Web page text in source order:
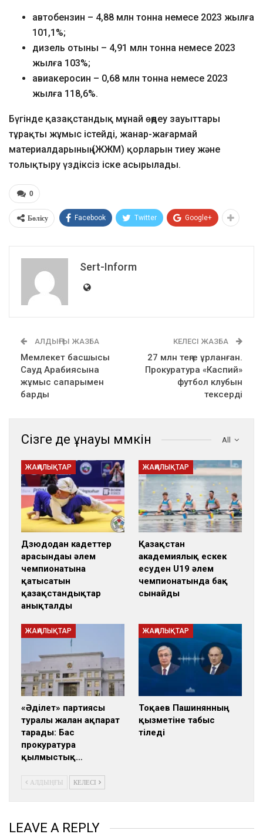
автобензин – 4,88 млн тонна немесе 2023 жылға
101,1%;
дизель отыны – 4,91 млн тонна немесе 2023
жылға 103%;
авиакеросин – 0,68 млн тонна немесе 2023
жылға 118,6%.
Бүгінде қазақстандық мұнай өңдеу зауыттары
тұрақты жұмыс істейді, жанар-жағармай
материалдарының (ЖЖМ) қорларын тиеу және
толықтыру үздіксіз іске асырылады.
0
Бөлісу Facebook Twitter Google+
Sert-Inform
АЛДЫҢҒЫ ЖАЗБА
Мемлекет басшысы
Сауд Арабиясына
жұмыс сапарымен
барды
КЕЛЕСІ ЖАЗБА
27 млн теңге ұрланған.
Прокуратура «Каспий»
футбол клубын
тексерді
All
Сізге де ұнауы мүмкін
ЖАҢАЛЫҚТАР
Дзюдодан кадеттер
арасындағы әлем
чемпионатына
қатысатын
қазақстандықтар
анықталды
ЖАҢАЛЫҚТАР
Қазақстан
академиялық ескек
есуден U19 әлем
чемпионатында бақ
сынайды
ЖАҢАЛЫҚТАР
«Әділет» партиясы
туралы жалған ақпарат
тарады: Бас
прокуратура
қылмыстық…
ЖАҢАЛЫҚТАР
Тоқаев Пашинянның
қызметіне табыс
тіледі
АЛДЫҢҒЫ КЕЛЕСІ
LEAVE A REPLY